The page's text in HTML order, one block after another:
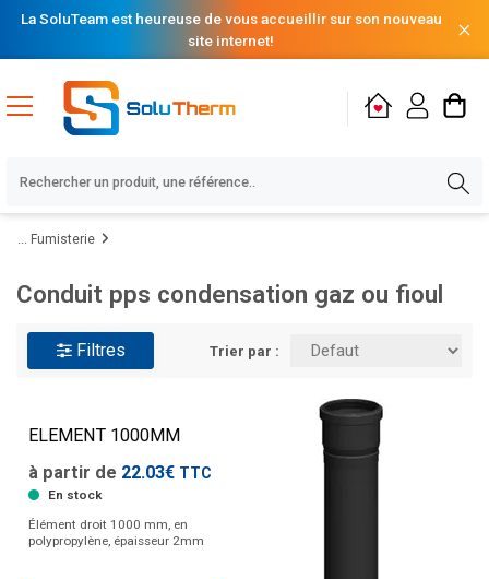
La SoluTeam est heureuse de vous accueillir sur son nouveau
site internet!
Fumisterie
Conduit pps condensation gaz ou fioul
Filtres Trier par :
ELEMENT 1000MM
à partir de 22.03€ TTC
En stock
Élément droit 1000 mm, en
polypropylène, épaisseur 2mm